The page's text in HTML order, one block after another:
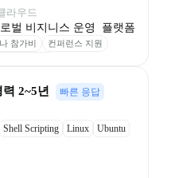
라우드
벌 비지니스 운영  플랫폼
참가비
컨퍼런스 지원
2~5년
빠른 응답
Shell Scripting Linux Ubuntu